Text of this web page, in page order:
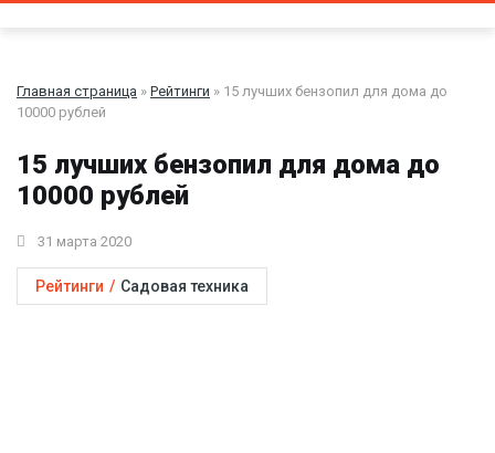
Главная страница » Рейтинги » 15 лучших бензопил для дома до
10000 рублей
15 лучших бензопил для дома до
10000 рублей
31 марта 2020
Рейтинги / Садовая техника